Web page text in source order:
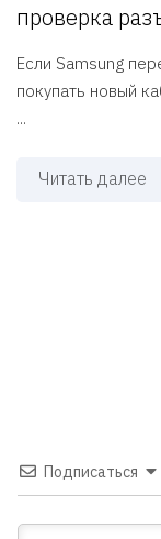
проверка
Если Samsung
покупать новый
...
Читать далее
Подписаться